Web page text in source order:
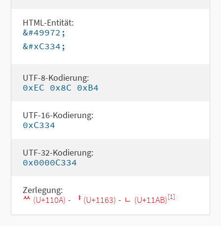
HTML-Entität:
&#49972;
&#xC334;
UTF-8-Kodierung:
0xEC 0x8C 0xB4
UTF-16-Kodierung:
0xC334
UTF-32-Kodierung:
0x0000C334
Zerlegung:
ᄊ (U+110A) - ᅣ (U+1163) - ᆫ (U+11AB)[1]